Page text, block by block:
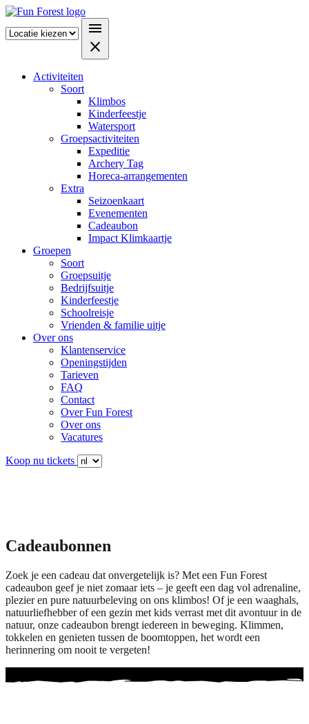
menu
close
Activiteiten
Soort
Klimbos
Kinderfeestje
Watersport
Groepsactiviteiten
Expeditie
Archery Tag
Horeca-arrangementen
Extra
Seizoenkaart
Evenementen
Cadeaubon
Impact Klimkaartje
Groepen
Soort
Groepsuitje
Bedrijfsuitje
Kinderfeestje
Schoolreisje
Vrienden & familie uitje
Over ons
Klantenservice
Openingstijden
Tarieven
FAQ
Contact
Over Fun Forest
Over ons
Vacatures
Koop nu tickets
Cadeaubonnen
Zoek je een cadeau dat onvergetelijk is? Met een Fun Forest
cadeaubon geef je niet zomaar iets – je geeft een dag vol adrenaline,
plezier en pure natuurbeleving on ons klimbos! Of je een waaghals,
natuurliefhebber of een gezin met kids verrast met dit avontuur in de
natuur, onze cadeaubon brengt iedereen in beweging. Klimmen,
tokkelen en genieten tussen de boomtoppen, het wordt een
herinnering om nooit te vergeten!